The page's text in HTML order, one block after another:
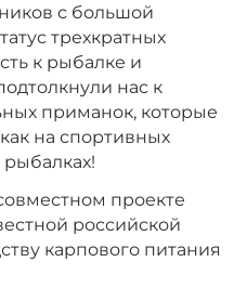
058‍ ₽ +
−
20 мм
Мульти Фиш
058‍₽ +
−
с большой
трехкратных
к рыбалке и
нас к
приманок, которые
на спортивных
рыбалках!
проекте
российской
карпового питания